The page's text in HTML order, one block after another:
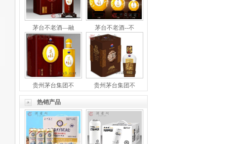
茅台不老酒—融 茅台不老酒--不
贵州茅台集团不 贵州茅台集团不
热销产品